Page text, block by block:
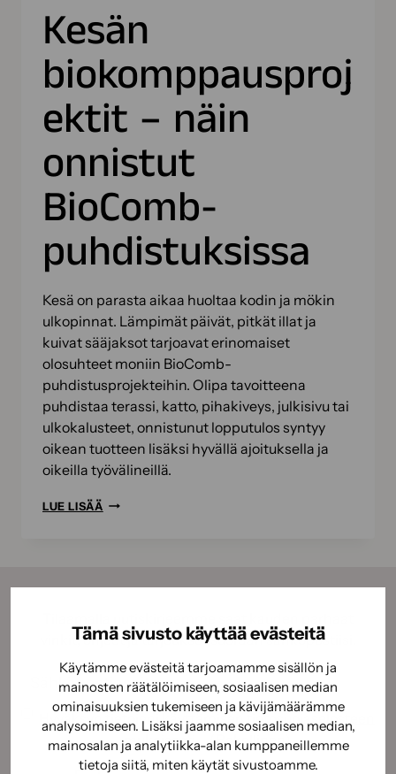
Tämä sivusto käyttää evästeitä
Käytämme evästeitä tarjoamamme sisällön ja
mainosten räätälöimiseen, sosiaalisen median
ominaisuuksien tukemiseen ja kävijämäärämme
analysoimiseen. Lisäksi jaamme sosiaalisen median,
mainosalan ja analytiikka-alan kumppaneillemme
tietoja siitä, miten käytät sivustoamme.
Kesän
biokomppausproj
ektit – näin
onnistut
BioComb-
puhdistuksissa
Kesä on parasta aikaa huoltaa kodin ja mökin
ulkopinnat. Lämpimät päivät, pitkät illat ja
kuivat sääjaksot tarjoavat erinomaiset
olosuhteet moniin BioComb-
puhdistusprojekteihin. Olipa tavoitteena
puhdistaa terassi, katto, pihakiveys, julkisivu tai
ulkokalusteet, onnistunut lopputulos syntyy
oikean tuotteen lisäksi hyvällä ajoituksella ja
oikeilla työvälineillä.
LUE LISÄÄ KESÄN
ONNISTUT
PUHDISTUKSISSA
vinkit, ohjeet ja tarjoukset suoraan sähköpostiisi.
Sähköposti
(Pakollinen)
Suostumus (Pakollinen)
Hyväksyn tietojeni käyttämisen tietosuojaselosteen
mukaisesti. (Pakollinen)
CAPTCHA